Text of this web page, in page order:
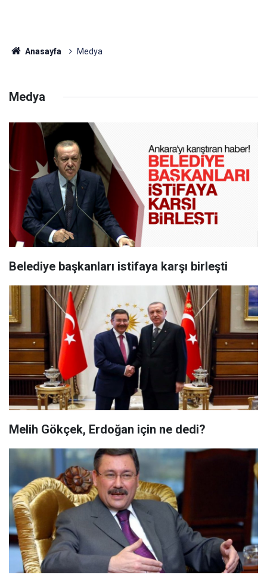
Anasayfa Medya
Medya
Belediye başkanları istifaya karşı birleşti
Melih Gökçek, Erdoğan için ne dedi?